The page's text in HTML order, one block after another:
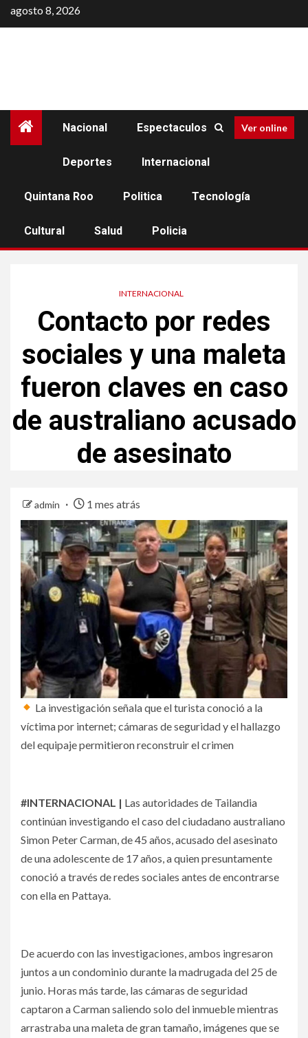
Saltar
al
agosto 8, 2026
Nacional Espectaculos
Deportes Internacional
Quintana Roo Politica Tecnología
Cultural Salud Policia
Ver online
INTERNACIONAL
Contacto por redes
sociales y una maleta
fueron claves en caso
de australiano acusado
de asesinato
admin 1 mes atrás
La investigación señala que el turista conoció a la
víctima por internet; cámaras de seguridad y el hallazgo
del equipaje permitieron reconstruir el crimen
#INTERNACIONAL | Las autoridades de Tailandia
continúan investigando el caso del ciudadano australiano
Simon Peter Carman, de 45 años, acusado del asesinato
de una adolescente de 17 años, a quien presuntamente
conoció a través de redes sociales antes de encontrarse
con ella en Pattaya.
De acuerdo con las investigaciones, ambos ingresaron
juntos a un condominio durante la madrugada del 25 de
junio. Horas más tarde, las cámaras de seguridad
captaron a Carman saliendo solo del inmueble mientras
arrastraba una maleta de gran tamaño, imágenes que se